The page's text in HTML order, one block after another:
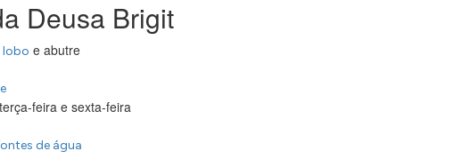
Deusa Brigit
lobo e abutre
feira e sexta-feira
de água